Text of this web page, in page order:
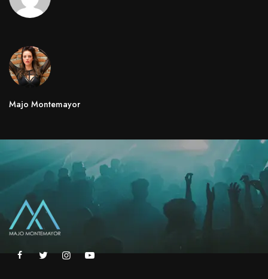
Majo Montemayor